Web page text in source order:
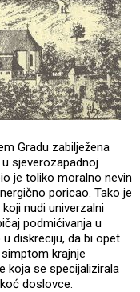
Gradu zabilježena
sjeverozapadnoj
je toliko moralno nevin
poricao. Tako je
nudi univerzalni
podmićivanja u
diskreciju, da bi opet
krajnje
koja se specijalizirala
doslovce.